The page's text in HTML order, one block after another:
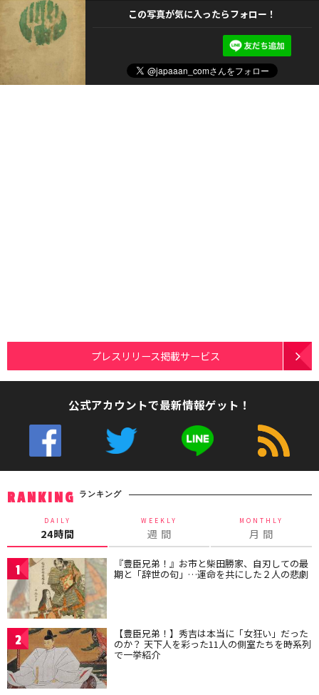
この写真が気に入ったらフォロー！
プレスリリース掲載サービス
公式アカウントで最新情報ゲット！
RANKING ランキング
DAILY
24時間
WEEKLY
週 間
MONTHLY
月 間
1 『豊臣兄弟！』お市と柴田勝家、自刃しての最
期と「辞世の句」…運命を共にした２人の悲劇
2 【豊臣兄弟！】秀吉は本当に「女狂い」だった
のか？ 天下人を彩った11人の側室たちを時系列
で一挙紹介